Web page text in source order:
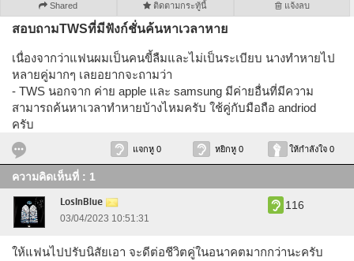
Shared ติดตามกระทู้นี้ แจ้งลบ
สอบถามTWSที่มีฟังก์ชั่นค้นหาเวลาหาย
เนื่องจากว่าแฟนผมเป็นคนขี้ลืมและไม่เป็นระเบียบ นางทำหายไป
หลายคู่มากๆ เลยอยากจะถามว่า
- TWS นอกจาก ค่าย apple และ samsung มีค่ายอื่นที่มีความ
สามารถค้นหาเวลาทำหายบ้างไหมครับ ใช้คู่กับมือถือ andriod
ครับ
แจกหู 0 หยิกหู 0 ให้กำลังใจ 0
ความคิดเห็นที่ : 1
LosInBlue
03/04/2023 10:51:31
116
ให้แฟนไปปรับนิสัยเอา จะดีต่อชีวิตคู่ในอนาคตมากกว่านะครับ